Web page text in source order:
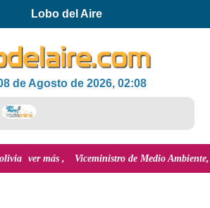
Lobo del Aire
de Agosto de 2026, 02:08
Viceministro de Medio Ambiente, José